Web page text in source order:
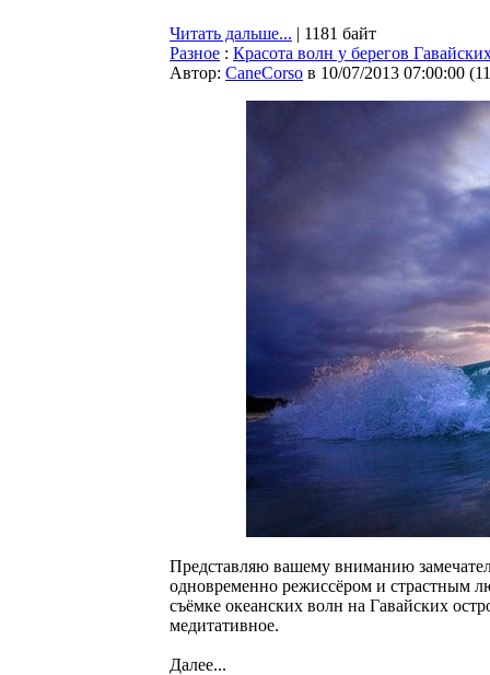
Читать дальше... | 1181 байт
Разное : Красота волн у берегов
Автор: CaneCorso в 10/07/2013 07:00:00 (
Представляю вашему вниманию
одновременно режиссёром и страстным
съёмке океанских волн на Гавайских
медитативное.
Далее...